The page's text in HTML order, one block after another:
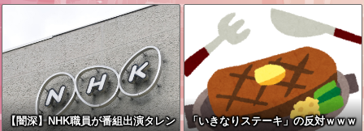
【闇深】NHK職員が番組出演タレン
「いきなりステーキ」の反対ｗｗｗ